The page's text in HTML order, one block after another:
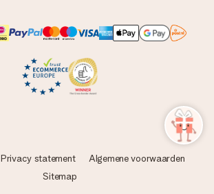
Privacy statement
Algemene voorwaarden
Sitemap